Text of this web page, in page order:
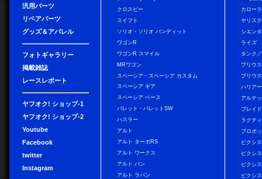
汎用パーツ
リペアパーツ
グッズ＆アパレル
フォトギャラリー
掲載雑誌
レースレポート
ヤフオク! ショップ-1
ヤフオク! ショップ-2
Youtube
Facebook
twitter
Instagram
クロスビー
スイフト
ソリオ・ソリオ バンディット
ワゴンR
ワゴンR スマイル
MRワゴン
スペーシア・スペーシア カスタム
スペーシア ギア
スペーシア ベース
パレット・パレットSW
ハスラー
アルト
アルト ターボRS
アルト ワークス
アルト バン
アルト ラパン
カロー
ヤリス
シエンタ
ライズ
タンク
プリウス
プリウ
ハリアー
アルテ
ブレイド
ラクテ
プロボ
ピクシ
ピクシ
ピクシ
ピクシ